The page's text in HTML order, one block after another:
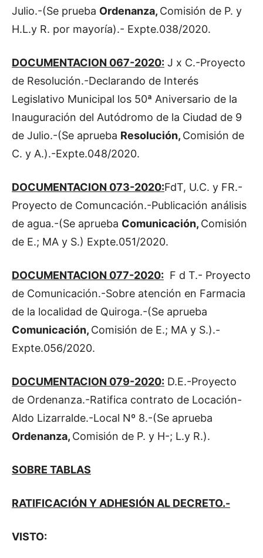
Julio.-(Se prueba Ordenanza, Comisión de P. y
H.L.y R. por mayoría).- Expte.038/2020.
DOCUMENTACION 067-2020: J x C.-Proyecto
de Resolución.-Declarando de Interés
Legislativo Municipal los 50ª Aniversario de la
Inauguración del Autódromo de la Ciudad de 9
de Julio.-(Se aprueba Resolución, Comisión de
C. y A.).-Expte.048/2020.
DOCUMENTACION 073-2020:FdT, U.C. y FR.-
Proyecto de Comuncación.-Publicación análisis
de agua.-(Se aprueba Comunicación, Comisión
de E.; MA y S.) Expte.051/2020.
DOCUMENTACION 077-2020: F d T.- Proyecto
de Comunicación.-Sobre atención en Farmacia
de la localidad de Quiroga.-(Se aprueba
Comunicación, Comisión de E.; MA y S.).-
Expte.056/2020.
DOCUMENTACION 079-2020: D.E.-Proyecto
de Ordenanza.-Ratifica contrato de Locación-
Aldo Lizarralde.-Local Nº 8.-(Se aprueba
Ordenanza, Comisión de P. y H-; L.y R.).
SOBRE TABLAS
RATIFICACIÓN Y ADHESIÓN AL DECRETO.-
VISTO: